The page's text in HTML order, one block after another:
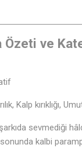
Özeti ve
Kalp kırıklığı,
sevmediği
kalbi